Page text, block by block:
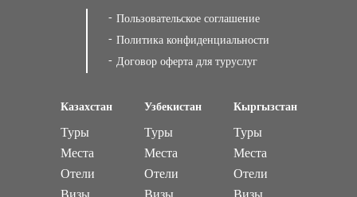
Пользовательское соглашение
Политика конфиденциальности
Договор оферта для туруслуг
Казахстан
Туры
Места
Отели
Визы
Узбекистан
Туры
Места
Отели
Визы
Кыргызстан
Туры
Места
Отели
Визы